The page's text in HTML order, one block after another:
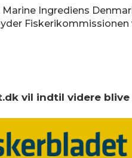
Marine Ingrediens
vil indtil videre